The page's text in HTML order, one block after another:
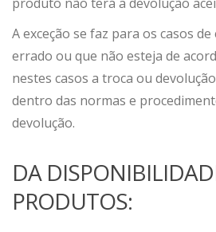
A exceção se faz para os casos
errado ou que não esteja de
nestes casos a troca ou
dentro das normas e
devolução.
DA
PRODUTOS: